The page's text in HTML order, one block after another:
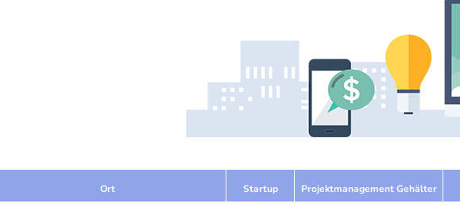
Ort Startup Projektmanagement Gehälter